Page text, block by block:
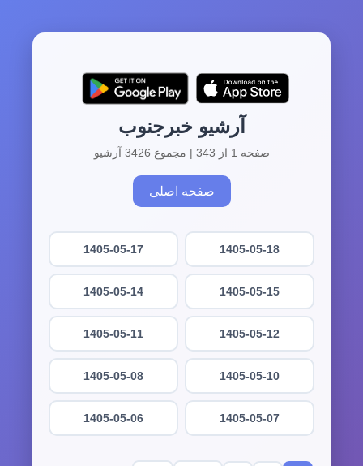
آرشیو خبرجنوب
صفحه 1 از 343 | مجموع 3426 آرشیو
صفحه اصلی
1405-05-18
1405-05-17
1405-05-15
1405-05-14
1405-05-12
1405-05-11
1405-05-10
1405-05-08
1405-05-07
1405-05-06